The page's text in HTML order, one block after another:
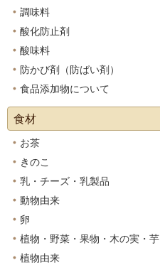
調味料
酸化防止剤
酸味料
防かび剤（防ばい剤）
食品添加物について
食材
お茶
きのこ
乳・チーズ・乳製品
動物由来
卵
植物・野菜・果物・木の実・芋
植物由来